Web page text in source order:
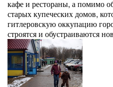
кафе и рестораны, а помимо
старых купеческих домов,
гитлеровскую оккупацию
строятся и обустраиваются